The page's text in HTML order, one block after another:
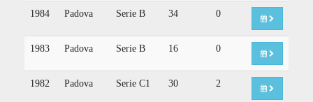
1984 Padova Serie B 34 0
1983 Padova Serie B 16 0
1982 Padova Serie C1 30 2